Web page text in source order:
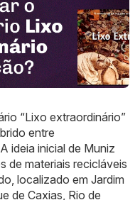
“Lixo extraordinário”
entre
ideia inicial de Muniz
de materiais recicláveis
localizado em Jardim
de Caxias, Rio de